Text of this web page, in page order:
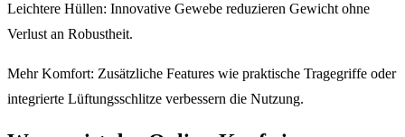
Leichtere Hüllen: Innovative Gewebe reduzieren Gewicht ohne
Verlust an Robustheit.
Mehr Komfort: Zusätzliche Features wie praktische Tragegriffe oder
integrierte Lüftungsschlitze verbessern die Nutzung.